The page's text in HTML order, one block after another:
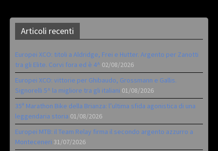
Articoli recenti
Europei XCO: titoli a Aldridge, Frei e Hutter. Argento per Zanotti
tra gli Elite. Corvi fora ed è 4^ 02/08/2026
Europei XCO: vittorie per Ghibaudo, Grossmann e Gallis.
Signorelli 5^ la migliore tra gli italiani 01/08/2026
35ª Marathon Bike della Brianza: l’ultima sfida agonistica di una
leggendaria storia 01/08/2026
Europei MTB: il Team Relay firma il secondo argento azzurro a
Monteceneri 31/07/2026